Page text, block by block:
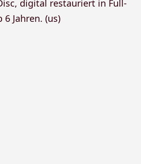
digital restauriert in Full-
Jahren. (us)